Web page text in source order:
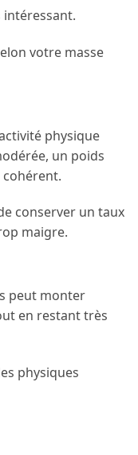
intéressant.
votre masse
physique
un poids
conserver un taux
maigre.
peut monter
en restant très
physiques